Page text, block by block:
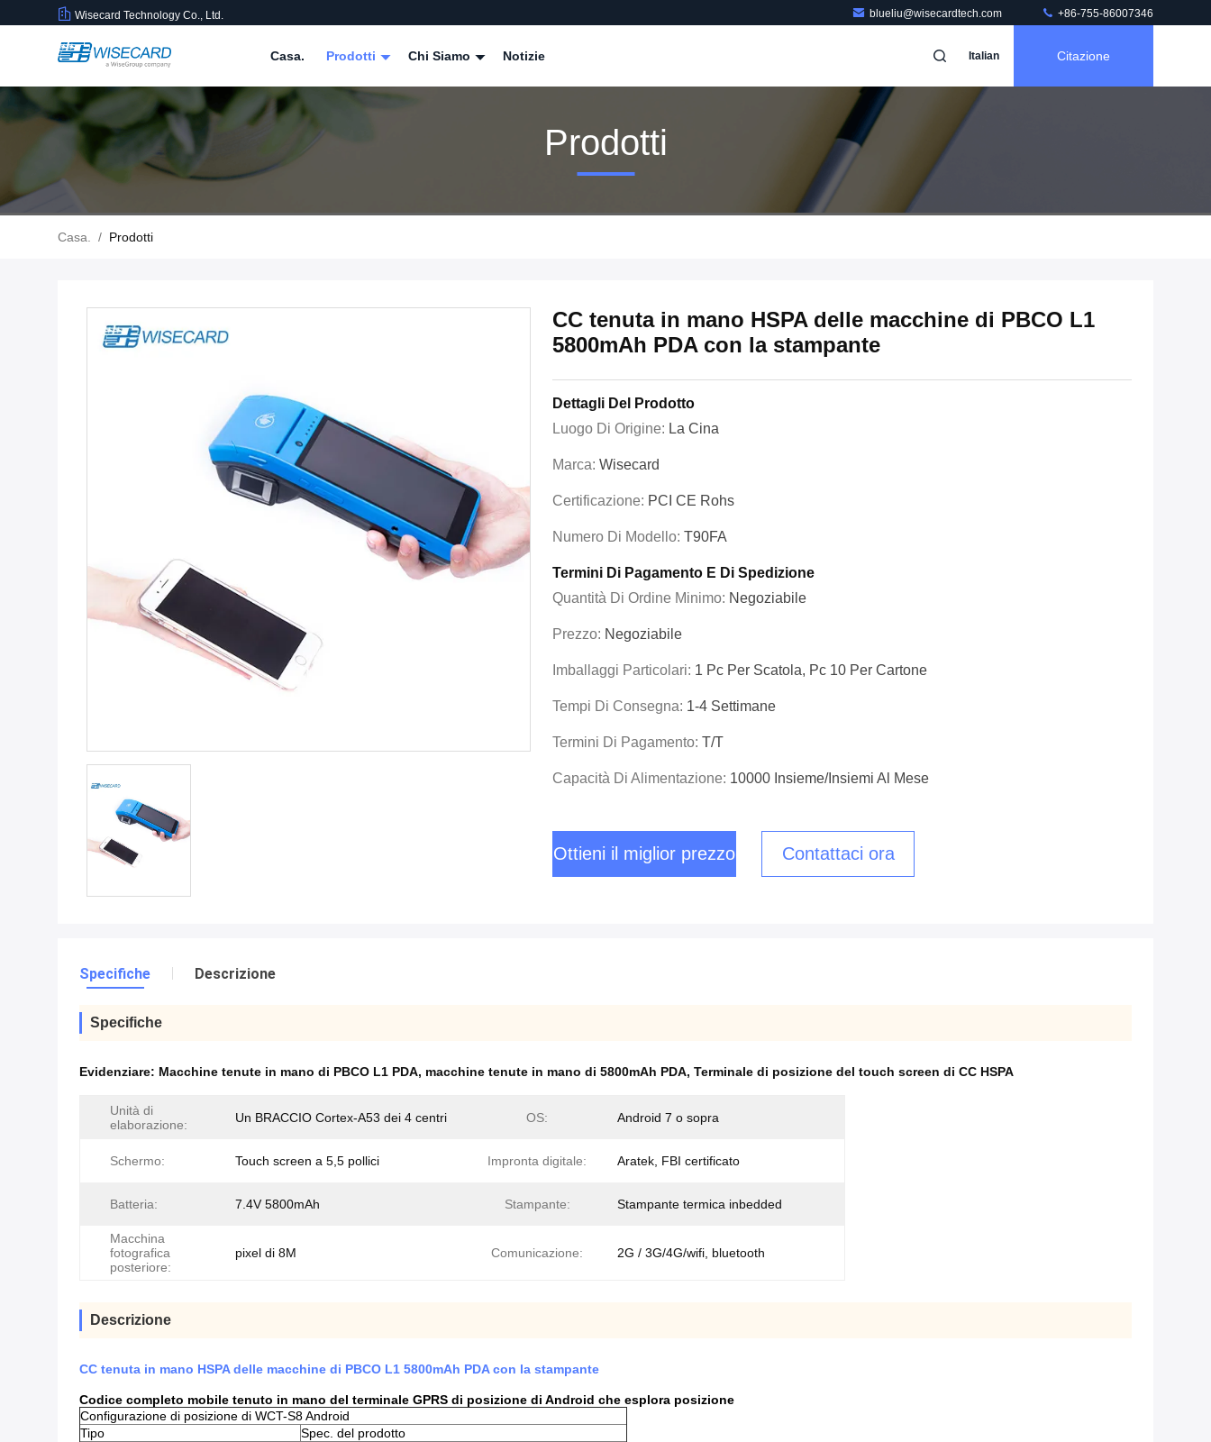
Wisecard Technology Co., Ltd. blueliu@wisecardtech.com +86-755-86007346
Casa. Prodotti Chi Siamo Notizie Italian Citazione
Prodotti
Casa. / Prodotti
CC tenuta in mano HSPA delle macchine di PBCO L1
5800mAh PDA con la stampante
Dettagli Del Prodotto
Luogo Di Origine: La Cina
Marca: Wisecard
Certificazione: PCI CE Rohs
Numero Di Modello: T90FA
Termini Di Pagamento E Di Spedizione
Quantità Di Ordine Minimo: Negoziabile
Prezzo: Negoziabile
Imballaggi Particolari: 1 Pc Per Scatola, Pc 10 Per Cartone
Tempi Di Consegna: 1-4 Settimane
Termini Di Pagamento: T/T
Capacità Di Alimentazione: 10000 Insieme/insiemi Al Mese
Ottieni il miglior prezzo Contattaci ora
Specifiche Descrizione
Specifiche
Evidenziare: Macchine tenute in mano di PBCO L1 PDA, macchine tenute in mano di 5800mAh PDA, Terminale di posizione del touch screen di CC HSPA
Unità di
elaborazione:
Un BRACCIO Cortex-A53 dei 4 centri OS: Android 7 o sopra
Schermo: Touch screen a 5,5 pollici Impronta digitale: Aratek, FBI certificato
Batteria: 7.4V 5800mAh Stampante: Stampante termica inbedded
Macchina
fotografica
posteriore:
pixel di 8M Comunicazione: 2G / 3G/4G/wifi, bluetooth
Descrizione
CC tenuta in mano HSPA delle macchine di PBCO L1 5800mAh PDA con la stampante
Codice completo mobile tenuto in mano del terminale GPRS di posizione di Android che esplora posizione
Configurazione di posizione di WCT-S8 Android
Tipo
Spec. del prodotto